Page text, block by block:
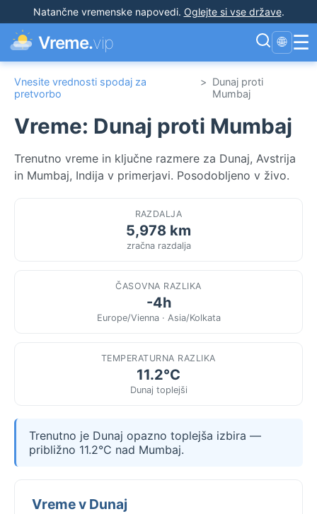
Natančne vremenske napovedi. Oglejte si vse države.
Vreme.vip 🌐 ☰
Vnesite vrednosti spodaj za
pretvorbo
> Dunaj proti
Mumbaj
Vreme: Dunaj proti Mumbaj
Trenutno vreme in ključne razmere za Dunaj, Avstrija
in Mumbaj, Indija v primerjavi. Posodobljeno v živo.
RAZDALJA
5,978 km
zračna razdalja
ČASOVNA RAZLIKA
-4h
Europe/Vienna · Asia/Kolkata
TEMPERATURNA RAZLIKA
11.2°C
Dunaj toplejši
Trenutno je Dunaj opazno toplejša izbira —
približno 11.2°C nad Mumbaj.
Vreme v Dunaj